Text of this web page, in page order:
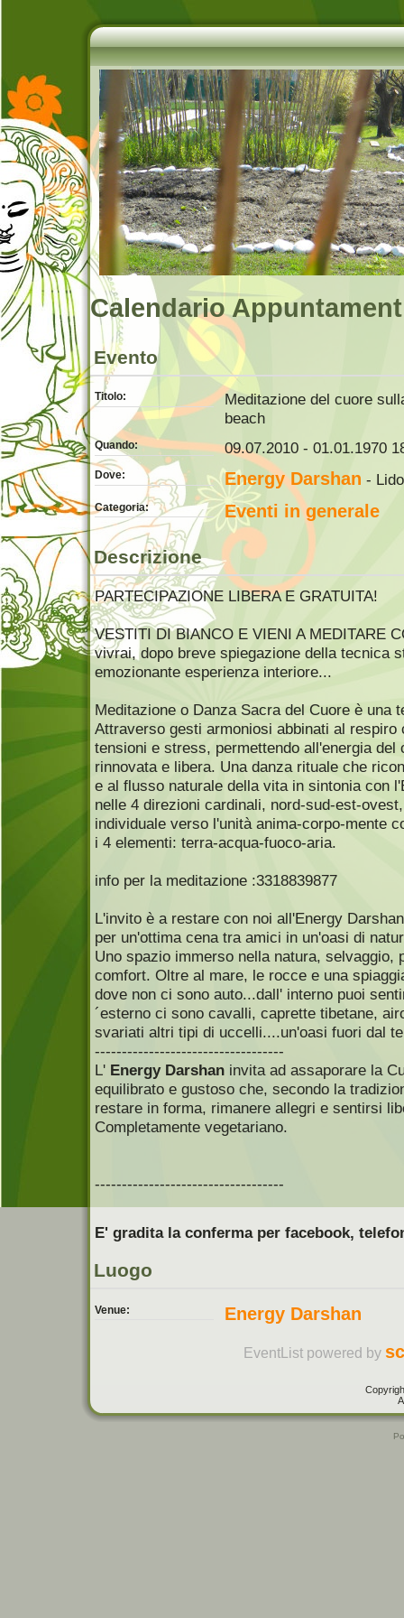
Calendario
Evento
Titolo:
Meditazione del cuore
beach
Quando: 09.07.2010 - 01.01.1970
Dove: Energy Darshan -
Categoria: Eventi in generale
Descrizione
PARTECIPAZIONE LIBERA E GRATUITA!
VESTITI DI BIANCO E VIENI A MEDITARE
vivrai, dopo breve spiegazione della tecnica
emozionante esperienza interiore...
Meditazione o Danza Sacra del Cuore è una
Attraverso gesti armoniosi abbinati al
tensioni e stress, permettendo all'energia del
rinnovata e libera. Una danza rituale che
e al flusso naturale della vita in sintonia con
nelle 4 direzioni cardinali, nord-sud-est-
individuale verso l'unità anima-corpo-mente
i 4 elementi: terra-acqua-fuoco-aria.
info per la meditazione :3318839877
L'invito è a restare con noi all'Energy
per un'ottima cena tra amici in un'oasi di
Uno spazio immerso nella natura, selvaggio,
comfort. Oltre al mare, le rocce e una
dove non ci sono auto...dall' interno puoi
´esterno ci sono cavalli, caprette tibetane,
svariati altri tipi di uccelli....un'oasi fuori dal
-----------------------------------
L' Energy Darshan invita ad assaporare la
equilibrato e gustoso che, secondo la
restare in forma, rimanere allegri e sentirsi
Completamente vegetariano.
-----------------------------------
E' gradita la conferma per facebook,
Luogo
Venue: Energy Darshan
EventList powered by